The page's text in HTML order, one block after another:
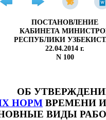
ПОСТАНОВЛЕНИЕ
КАБИНЕТА
РЕСПУБЛИКИ
22.04.2014 г.
N 100
ОБ
НОРМ ВРЕМЕНИ
ВИДЫ